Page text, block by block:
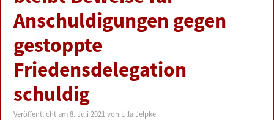
PRESSE
ZUR PERSON
LINKS
DATENSCHUTZERKLÄRUNG
Anschuldigungen gegen
gestoppte
Friedensdelegation
schuldig
Veröffentlicht am8. Juli 2021 von Ulla Jelpke